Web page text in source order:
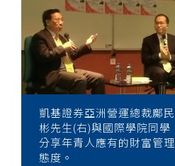
凱基證券亞洲營運總裁鄺民
彬先生(右)與國際學院同學
分享年青人應有的財富管理
態度。